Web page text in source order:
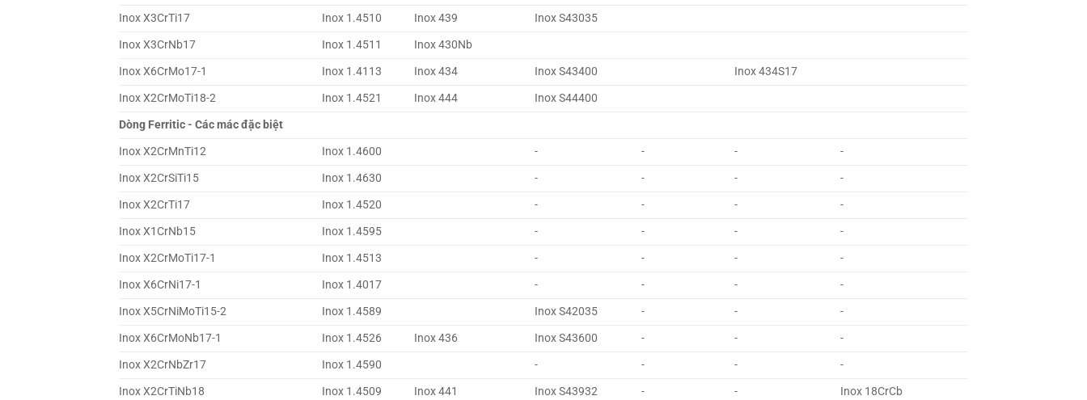
Inox X3CrTi17
Inox 1.4510 Inox 439
Inox S43035
Inox X3CrNb17
Inox 1.4511
Inox 430Nb
Inox X6CrMo17-1
Inox 1.4113 Inox 434 Inox S43400
Inox 434S17
Inox X2CrMoTi18-2
Inox 1.4521 Inox 444
Inox S44400
Dòng Ferritic - Các mác đặc biệt
Inox X2CrMnTi12
Inox 1.4600 - - -
-
Inox X2CrSiTi15
Inox 1.4630 - - -
-
Inox X2CrTi17
Inox 1.4520 - - -
-
Inox X1CrNb15
Inox 1.4595 - - -
-
Inox X2CrMoTi17-1
Inox 1.4513 - - -
-
Inox X6CrNi17-1
Inox 1.4017 - - -
-
Inox X5CrNiMoTi15-2
Inox 1.4589 Inox S42035 - -
-
Inox X6CrMoNb17-1
Inox 1.4526 Inox 436 Inox S43600 - -
-
Inox X2CrNbZr17
Inox 1.4590 - - -
-
Inox X2CrTiNb18
Inox 1.4509 Inox 441 Inox S43932 - -
Inox 18CrCb